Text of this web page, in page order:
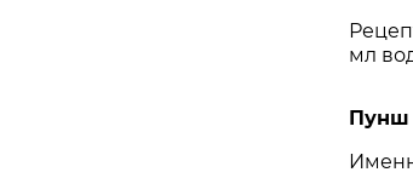
мл
Пунш